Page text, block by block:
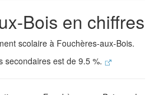
Bois en chiffres
scolaire à Fouchères-aux-Bois.
est de 9.5 %.